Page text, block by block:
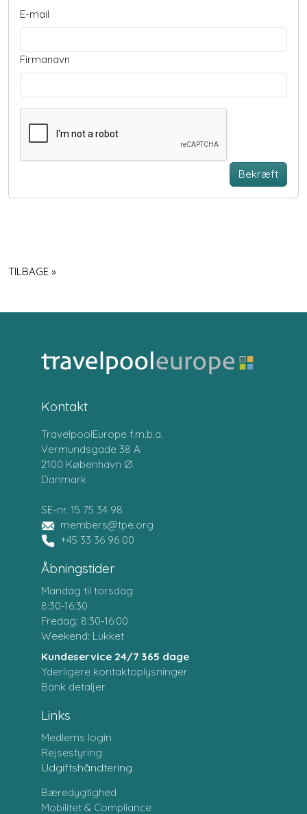
E-mail
Firmanavn
Bekræft
TILBAGE »
Kontakt
TravelpoolEurope f.m.b.a.
Vermundsgade 38 A
2100 København Ø.
Danmark
SE-nr. 15 75 34 98
members@tpe.org
+45 33 36 96 00
Åbningstider
Mandag til torsdag:
8:30-16:30
Fredag: 8:30-16:00
Weekend: Lukket
Kundeservice 24/7 365 dage
Yderligere kontaktoplysninger
Bank detaljer
Links
Medlems login
Rejsestyring
Udgiftshåndtering
Bæredygtighed
Mobilitet & Compliance